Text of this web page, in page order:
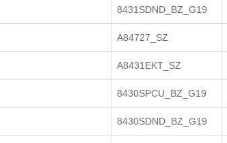
8431SDND_BZ_G19
A84727_SZ
A8431EKT_SZ
8430SPCU_BZ_G19
8430SDND_BZ_G19